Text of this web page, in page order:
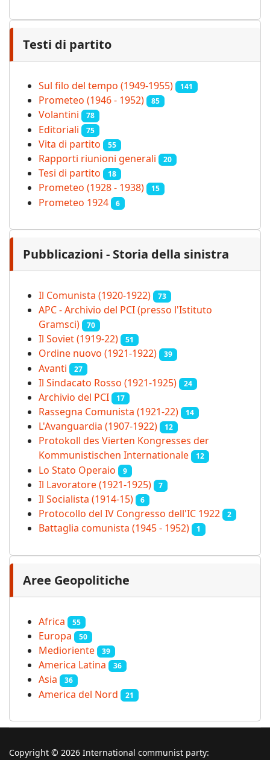
Testi di partito
Sul filo del tempo (1949-1955) 141
Prometeo (1946 - 1952) 85
Volantini 78
Editoriali 75
Vita di partito 55
Rapporti riunioni generali 20
Tesi di partito 18
Prometeo (1928 - 1938) 15
Prometeo 1924 6
Pubblicazioni - Storia della sinistra
Il Comunista (1920-1922) 73
APC - Archivio del PCI (presso l'Istituto
Gramsci)
70
Il Soviet (1919‑22) 51
Ordine nuovo (1921-1922) 39
Avanti 27
Il Sindacato Rosso (1921-1925) 24
Archivio del PCI 17
Rassegna Comunista (1921‑22) 14
L'Avanguardia (1907-1922) 12
Protokoll des Vierten Kongresses der
Kommunistischen Internationale
12
Lo Stato Operaio 9
Il Lavoratore (1921-1925) 7
Il Socialista (1914‑15) 6
Protocollo del IV Congresso dell'IC 1922 2
Battaglia comunista (1945 - 1952) 1
Aree Geopolitiche
Africa 55
Europa 50
Medioriente 39
America Latina 36
Asia 36
America del Nord 21
Copyright © 2026 International communist party: